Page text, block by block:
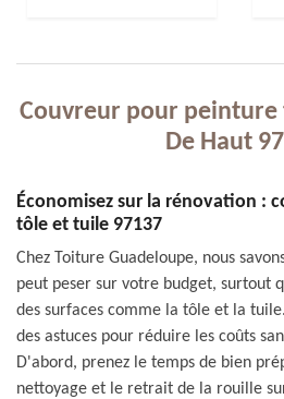
Couvreur pour
De Haut
Économisez sur la rénovation :
tôle et tuile 97137
Chez Toiture Guadeloupe, nous
peut peser sur votre budget, surtout
des surfaces comme la tôle et la
des astuces pour réduire les coûts
D'abord, prenez le temps de bien
nettoyage et le retrait de la rouille